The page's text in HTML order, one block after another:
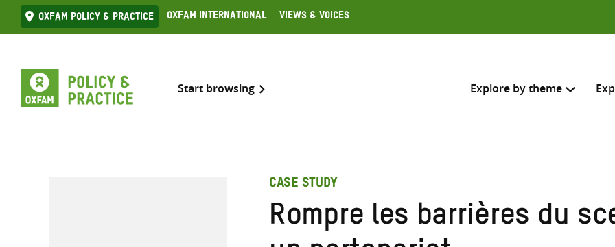
Skip
to
Oxfam Policy & practice Oxfam International Views & Voices
Start browsing Explore by theme
CASE STUDY
Rompre les barrières du